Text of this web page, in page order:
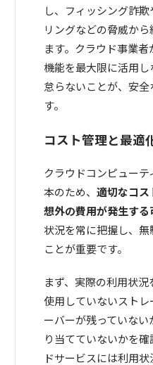
し、フィッシング詐
リングなどの脅威か
ます。クラウド事業
機能を最大限に活用
怠らないことが、安
す。
コスト管理と最適
クラウドコンピュー
本のため、適切なコ
想外の費用が発生する
状況を常に把握し、
ことが重要です。
まず、実際の利用状況
使用していないスト
ーバーが残っていな
り当てていないかを
ドサービスには利用